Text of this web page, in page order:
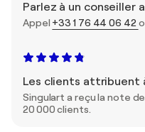
Parlez à un conseiller
Appel +33 1 76 44 06 42
Les clients attribuent
Singulart a reçu la note
20 000 clients.